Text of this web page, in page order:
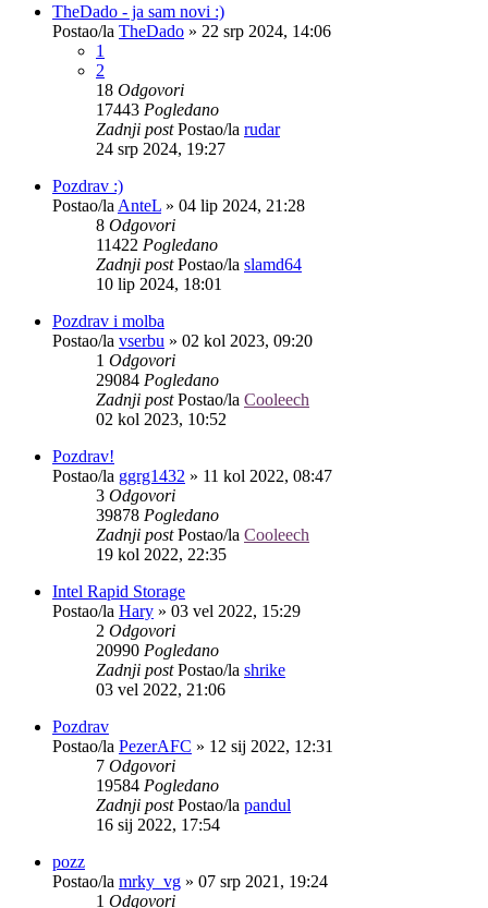
TheDado - ja sam novi :)
Postao/la TheDado » 22 srp 2024, 14:06
1
2
18 Odgovori
17443 Pogledano
Zadnji postPostao/la rudar
24 srp 2024, 19:27
Pozdrav :)
Postao/la AnteL » 04 lip 2024, 21:28
8 Odgovori
11422 Pogledano
Zadnji postPostao/la slamd64
10 lip 2024, 18:01
Pozdrav i molba
Postao/la vserbu » 02 kol 2023, 09:20
1 Odgovori
29084 Pogledano
Zadnji postPostao/la Cooleech
02 kol 2023, 10:52
Pozdrav!
Postao/la ggrg1432 » 11 kol 2022, 08:47
3 Odgovori
39878 Pogledano
Zadnji postPostao/la Cooleech
19 kol 2022, 22:35
Intel Rapid Storage
Postao/la Hary » 03 vel 2022, 15:29
2 Odgovori
20990 Pogledano
Zadnji postPostao/la shrike
03 vel 2022, 21:06
Pozdrav
Postao/la PezerAFC » 12 sij 2022, 12:31
7 Odgovori
19584 Pogledano
Zadnji postPostao/la pandul
16 sij 2022, 17:54
pozz
Postao/la mrky_vg » 07 srp 2021, 19:24
1 Odgovori